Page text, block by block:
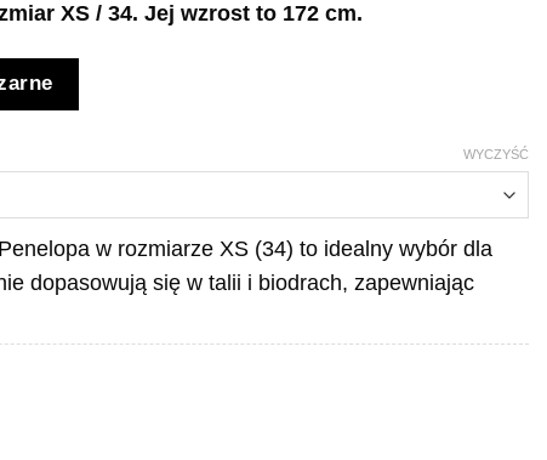
XS / 34. Jej wzrost to 172 cm.
WYCZYŚĆ
w rozmiarze XS (34) to idealny wybór dla
dopasowują się w talii i biodrach, zapewniając